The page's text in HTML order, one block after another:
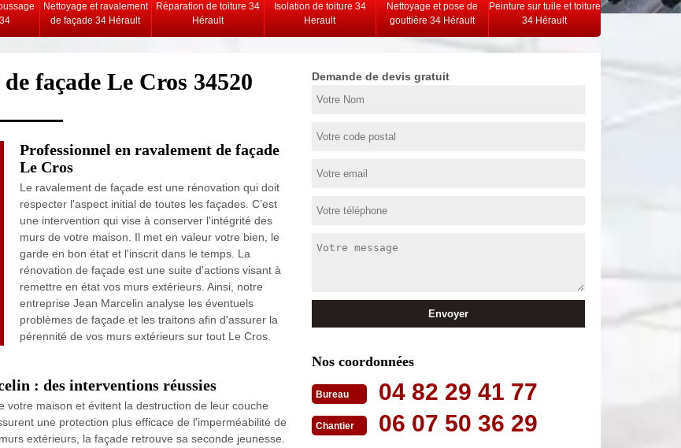
Nettoyage et ravalement
de façade 34 Hérault
Réparation de toiture 34
Hérault
Isolation de toiture 34
Herault
Nettoyage et pose de
gouttière 34 Hérault
Peinture sur tuile et toiture
34 Hérault
façade Le Cros 34520
Professionnel en ravalement de façade
Le Cros
Le ravalement de façade est une rénovation qui doit
respecter l'aspect initial de toutes les façades. C’est
une intervention qui vise à conserver l'intégrité des
murs de votre maison. Il met en valeur votre bien, le
garde en bon état et l'inscrit dans le temps. La
rénovation de façade est une suite d'actions visant à
remettre en état vos murs extérieurs. Ainsi, notre
entreprise Jean Marcelin analyse les éventuels
problèmes de façade et les traitons afin d'assurer la
pérennité de vos murs extérieurs sur tout Le Cros.
: des interventions réussies
maison et évitent la destruction de leur couche
une protection plus efficace de l'imperméabilité de
extérieurs, la façade retrouve sa seconde jeunesse.
Demande de devis gratuit
Nos coordonnées
Bureau 04 82 29 41 77
Chantier 06 07 50 36 29